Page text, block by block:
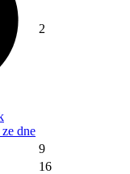
dne
2
9
16